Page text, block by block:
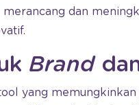
dan
Brand
yang